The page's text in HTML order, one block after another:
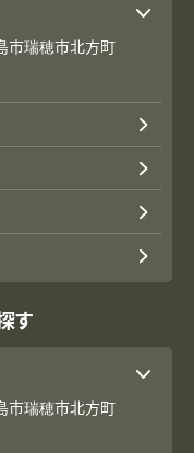
市瑞穂市北方町
す
市瑞穂市北方町